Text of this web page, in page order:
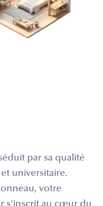
par sa qualité
universitaire.
votre